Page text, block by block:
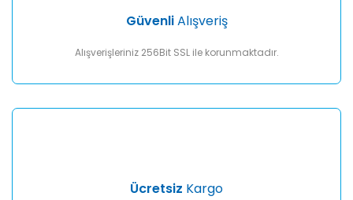
Ürün fiyatı diğer sitelerden daha pahalı.
GüvenliAlışveriş
Alışverişleriniz 256Bit SSL ile korunmaktadır.
Ücretsiz Kargo